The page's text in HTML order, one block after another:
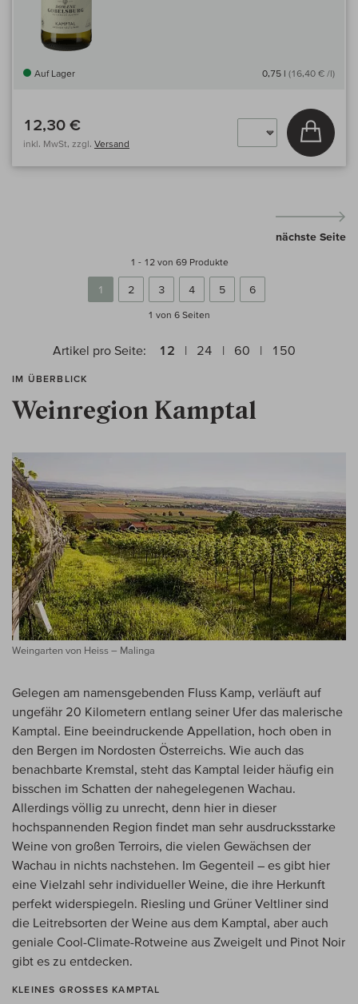
Auf Lager 0,75 l (16,40 € /l)
12,30 €
inkl. MwSt, zzgl. Versand
In
1 - 12 von 69 Produkte
1 2 3 4 5 6
nächste Seite
1 von 6 Seiten
Artikel pro Seite: 12 24 60 150
IM ÜBERBLICK
Weinregion Kamptal
Weingarten von Heiss – Malinga
Gelegen am namensgebenden Fluss Kamp, verläuft auf
ungefähr 20 Kilometern entlang seiner Ufer das malerische
Kamptal. Eine beeindruckende Appellation, hoch oben in
den Bergen im Nordosten Österreichs. Wie auch das
benachbarte Kremstal, steht das Kamptal leider häufig ein
bisschen im Schatten der nahegelegenen Wachau.
Allerdings völlig zu unrecht, denn hier in dieser
hochspannenden Region findet man sehr ausdrucksstarke
Weine von großen Terroirs, die vielen Gewächsen der
Wachau in nichts nachstehen. Im Gegenteil – es gibt hier
eine Vielzahl sehr individueller Weine, die ihre Herkunft
perfekt widerspiegeln. Riesling und Grüner Veltliner sind
die Leitrebsorten der Weine aus dem Kamptal, aber auch
geniale Cool-Climate-Rotweine aus Zweigelt und Pinot Noir
gibt es zu entdecken.
KLEINES GROSSES KAMPTAL